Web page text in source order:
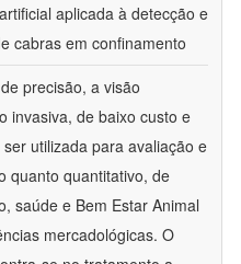
aplicada à detecção e
cabras em confinamento
precisão, a visão
invasiva, de baixo custo e
utilizada para avaliação e
quanto quantitativo, de
saúde e Bem Estar Animal
mercadológicas. O